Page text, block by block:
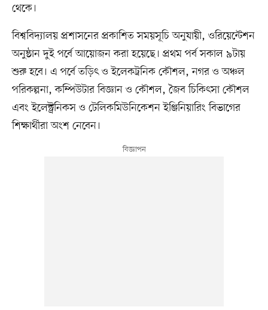
থেকে।
বিশ্ববিদ্যালয় প্রশাসনের প্রকাশিত সময়সূচি অনুযায়ী, ওরিয়েন্টেশন
অনুষ্ঠান দুই পর্বে আয়োজন করা হয়েছে। প্রথম পর্ব সকাল ৯টায়
শুরু হবে। এ পর্বে তড়িৎ ও ইলেকট্রনিক কৌশল, নগর ও অঞ্চল
পরিকল্পনা, কম্পিউটার বিজ্ঞান ও কৌশল, জৈব চিকিৎসা কৌশল
এবং ইলেক্ট্রনিকস ও টেলিকমিউনিকেশন ইঞ্জিনিয়ারিং বিভাগের
শিক্ষার্থীরা অংশ নেবেন।